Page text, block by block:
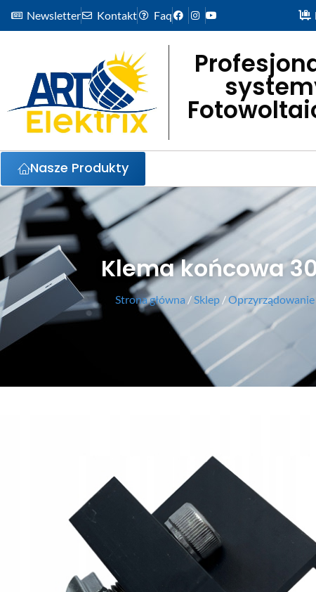
Newsletter Kontakt Faq
Nasze Produkty
Klema końcowa
Strona główna/Sklep/